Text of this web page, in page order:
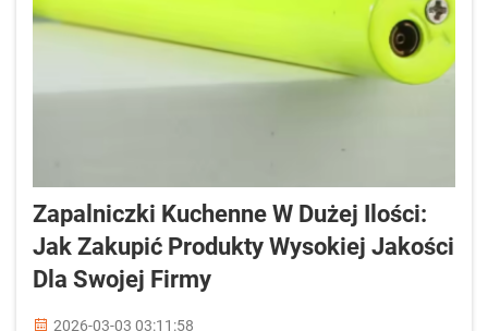
Zapalniczki Kuchenne W Dużej Ilości:
Jak Zakupić Produkty Wysokiej Jakości
Dla Swojej Firmy
2026-03-03 03:11:58